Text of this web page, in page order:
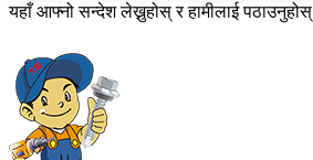
यहाँ आफ्नो सन्देश लेख्नुहोस् र हामीलाई पठाउनुहोस्